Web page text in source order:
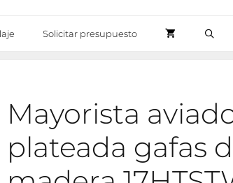
Solicitar presupuesto
Mayorista
plateada gafas